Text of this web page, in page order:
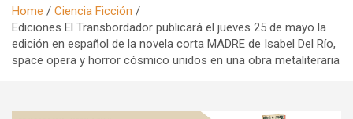
Home
Ciencia Ficción
Ediciones El Transbordador publicará el jueves 25 de mayo la
edición en español de la novela corta MADRE de Isabel Del Río,
space opera y horror cósmico unidos en una obra metaliteraria